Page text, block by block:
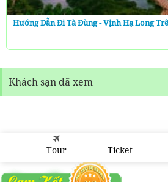
Hướng Dẫn Đi Tà Đùng - Vịnh Hạ Long
Khách sạn đã xem
Tour Ticket